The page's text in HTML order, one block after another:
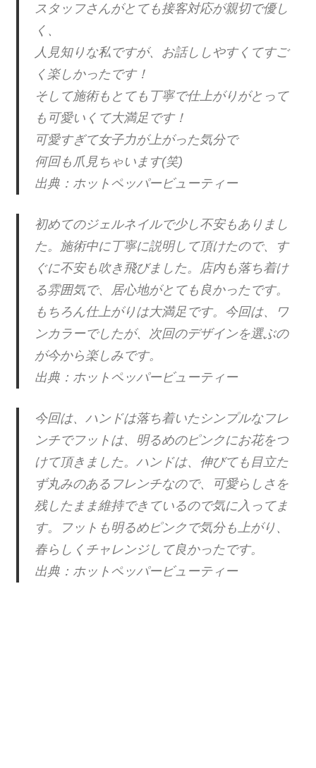
スタッフさんがとても接客対応が親切で優し
く、
人見知りな私ですが、お話ししやすくてすご
く楽しかったです！
そして施術もとても丁寧で仕上がりがとって
も可愛いくて大満足です！
可愛すぎて女子力が上がった気分で
何回も爪見ちゃいます(笑)
出典：ホットペッパービューティー
初めてのジェルネイルで少し不安もありまし
た。施術中に丁寧に説明して頂けたので、す
ぐに不安も吹き飛びました。店内も落ち着け
る雰囲気で、居心地がとても良かったです。
もちろん仕上がりは大満足です。今回は、ワ
ンカラーでしたが、次回のデザインを選ぶの
が今から楽しみです。
出典：ホットペッパービューティー
今回は、ハンドは落ち着いたシンプルなフレ
ンチでフットは、明るめのピンクにお花をつ
けて頂きました。ハンドは、伸びても目立た
ず丸みのあるフレンチなので、可愛らしさを
残したまま維持できているので気に入ってま
す。フットも明るめピンクで気分も上がり、
春らしくチャレンジして良かったです。
出典：ホットペッパービューティー